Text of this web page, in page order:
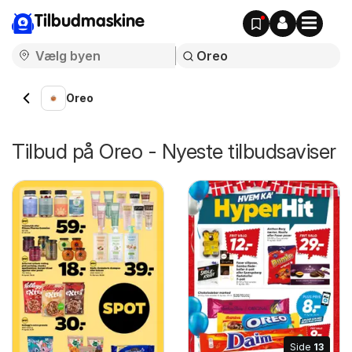
Tilbudmaskine
Oreo
Tilbud på Oreo - Nyeste tilbudsaviser
Side 13